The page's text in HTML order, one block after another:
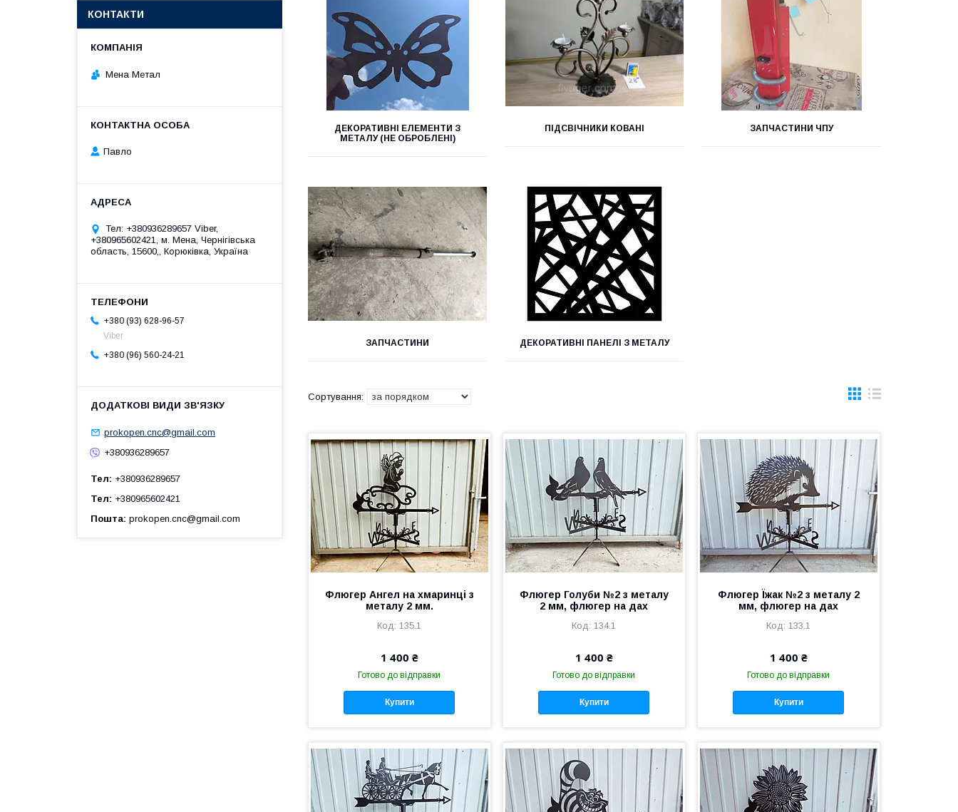
ДЕКОРАТИВНІ ЕЛЕМЕНТИ З
МЕТАЛУ (НЕ ОБРОБЛЕНІ)
ПІДСВІЧНИКИ КОВАНІ ЗАПЧАСТИНИ ЧПУ
ЗАПЧАСТИНИ ДЕКОРАТИВНІ ПАНЕЛІ З МЕТАЛУ
Флюгер Ангел на хмаринці з
металу 2 мм.
135.1
1 400 ₴
Готово до відправки
Купити
Флюгер Голуби №2 з металу
2 мм, флюгер на дах
134.1
1 400 ₴
Готово до відправки
Купити
Флюгер Їжак №2 з металу 2
мм, флюгер на дах
133.1
1 400 ₴
Готово до відправки
Купити
КОНТАКТИ
Мена Метал
Павло
Тел: +380936289657 Viber,
+380965602421, м. Мена, Чернігівська
область, 15600,, Корюківка, Україна
+380 (93) 628-96-57
Viber
+380 (96) 560-24-21
prokopen.cnc@gmail.com
+380936289657
Тел
+380936289657
Тел
+380965602421
Пошта prokopen.cnc@gmail.com